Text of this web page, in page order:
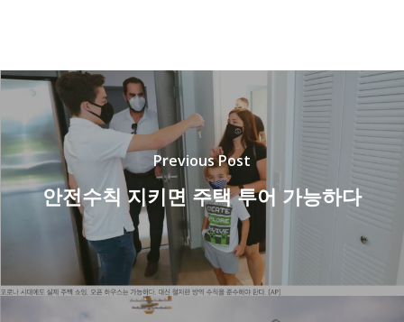
Previous Post
안전수칙 지키면 주택 투어 가능하다